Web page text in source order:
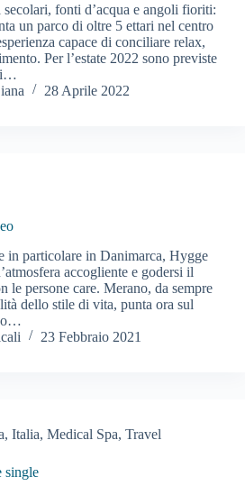
fonti d’acqua e angoli fioriti:
un parco di oltre 5 ettari nel centro
capace di conciliare relax,
Per l’estate 2022 sono previste
28 Aprile 2022
in particolare in Danimarca, Hygge
accogliente e godersi il
le persone care. Merano, da sempre
dello stile di vita, punta ora sul
23 Febbraio 2021
, Italia, Medical Spa, Travel
single